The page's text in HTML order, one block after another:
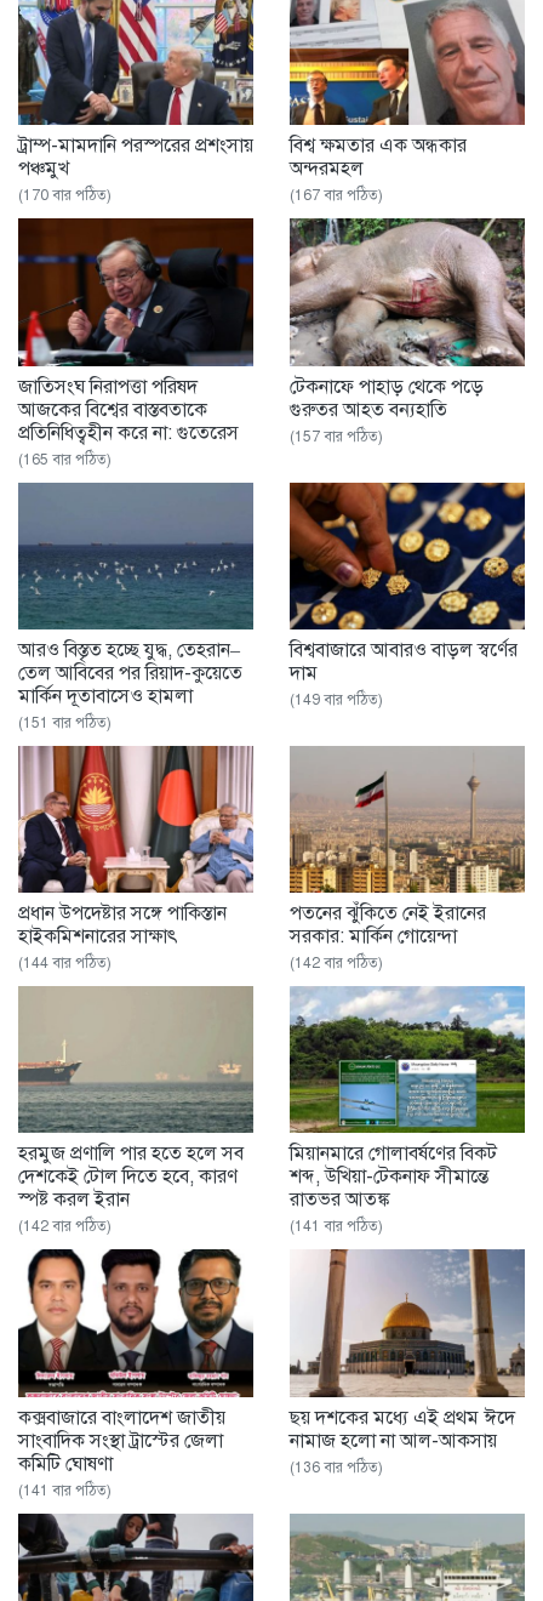
ট্রাম্প-মামদানি পরস্পরের প্রশংসায়
পঞ্চমুখ
(170 বার পঠিত)
বিশ্ব ক্ষমতার এক অন্ধকার
অন্দরমহল
(167 বার পঠিত)
জাতিসংঘ নিরাপত্তা পরিষদ
আজকের বিশ্বের বাস্তবতাকে
প্রতিনিধিত্বহীন করে না: গুতেরেস
(165 বার পঠিত)
টেকনাফে পাহাড় থেকে পড়ে
গুরুতর আহত বন্যহাতি
(157 বার পঠিত)
আরও বিস্তৃত হচ্ছে যুদ্ধ, তেহরান–
তেল আবিবের পর রিয়াদ-কুয়েতে
মার্কিন দূতাবাসেও হামলা
(151 বার পঠিত)
বিশ্ববাজারে আবারও বাড়ল স্বর্ণের
দাম
(149 বার পঠিত)
প্রধান উপদেষ্টার সঙ্গে পাকিস্তান
হাইকমিশনারের সাক্ষাৎ
(144 বার পঠিত)
পতনের ঝুঁকিতে নেই ইরানের
সরকার: মার্কিন গোয়েন্দা
(142 বার পঠিত)
হরমুজ প্রণালি পার হতে হলে সব
দেশকেই টোল দিতে হবে, কারণ
স্পষ্ট করল ইরান
(142 বার পঠিত)
মিয়ানমারে গোলাবর্ষণের বিকট
শব্দ, উখিয়া-টেকনাফ সীমান্তে
রাতভর আতঙ্ক
(141 বার পঠিত)
কক্সবাজারে বাংলাদেশ জাতীয়
সাংবাদিক সংস্থা ট্রাস্টের জেলা
কমিটি ঘোষণা
(141 বার পঠিত)
ছয় দশকের মধ্যে এই প্রথম ঈদে
নামাজ হলো না আল-আকসায়
(136 বার পঠিত)